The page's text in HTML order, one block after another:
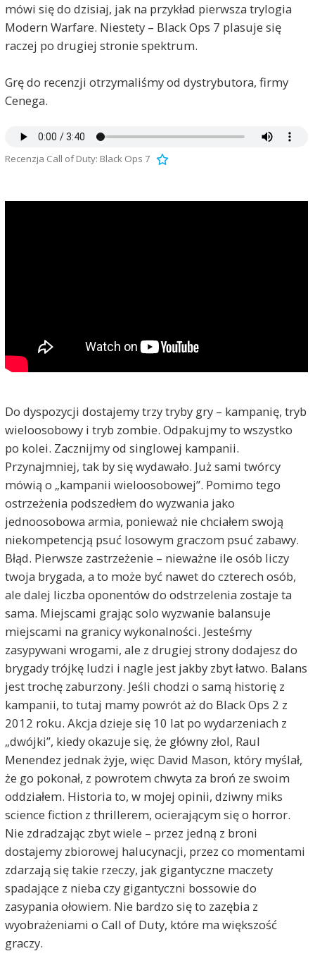
mówi się do dzisiaj, jak na przykład pierwsza trylogia
Modern Warfare. Niestety – Black Ops 7 plasuje się
raczej po drugiej stronie spektrum.
Grę do recenzji otrzymaliśmy od dystrybutora, firmy
Cenega.
Recenzja Call of Duty: Black Ops 7
Do dyspozycji dostajemy trzy tryby gry – kampanię, tryb
wieloosobowy i tryb zombie. Odpakujmy to wszystko
po kolei. Zacznijmy od singlowej kampanii.
Przynajmniej, tak by się wydawało. Już sami twórcy
mówią o „kampanii wieloosobowej”. Pomimo tego
ostrzeżenia podszedłem do wyzwania jako
jednoosobowa armia, ponieważ nie chciałem swoją
niekompetencją psuć losowym graczom psuć zabawy.
Błąd. Pierwsze zastrzeżenie – nieważne ile osób liczy
twoja brygada, a to może być nawet do czterech osób,
ale dalej liczba oponentów do odstrzelenia zostaje ta
sama. Miejscami grając solo wyzwanie balansuje
miejscami na granicy wykonalności. Jesteśmy
zasypywani wrogami, ale z drugiej strony dodajesz do
brygady trójkę ludzi i nagle jest jakby zbyt łatwo. Balans
jest trochę zaburzony. Jeśli chodzi o samą historię z
kampanii, to tutaj mamy powrót aż do Black Ops 2 z
2012 roku. Akcja dzieje się 10 lat po wydarzeniach z
„dwójki”, kiedy okazuje się, że główny złol, Raul
Menendez jednak żyje, więc David Mason, który myślał,
że go pokonał, z powrotem chwyta za broń ze swoim
oddziałem. Historia to, w mojej opinii, dziwny miks
science fiction z thrillerem, ocierającym się o horror.
Nie zdradzając zbyt wiele – przez jedną z broni
dostajemy zbiorowej halucynacji, przez co momentami
zdarzają się takie rzeczy, jak gigantyczne maczety
spadające z nieba czy gigantyczni bossowie do
zasypania ołowiem. Nie bardzo się to zazębia z
wyobrażeniami o Call of Duty, które ma większość
graczy.